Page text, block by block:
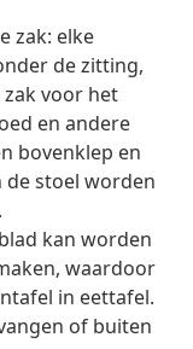
zak: elke
de zitting,
voor het
en andere
bovenklep en
stoel worden
kan worden
waardoor
in eettafel.
of buiten